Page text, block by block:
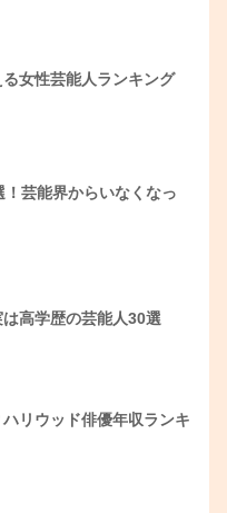
女性芸能人ランキング
芸能界からいなくなっ
高学歴の芸能人30選
リウッド俳優年収ランキ